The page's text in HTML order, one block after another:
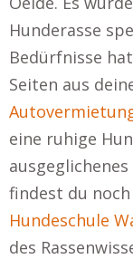
Hunderasse
Bedürfnisse
Seiten aus
eine ruhige
findest du
Hundeschule
des